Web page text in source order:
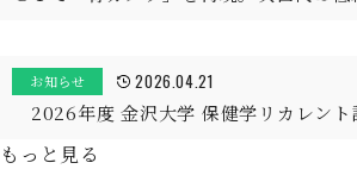
お知らせ 2026.04.21
2026年度 金沢大学 保健学リカレント
もっと見る